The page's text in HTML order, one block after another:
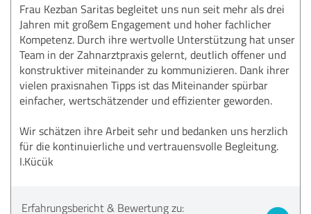
Frau Kezban Saritas begleitet uns nun seit mehr als drei
Jahren mit großem Engagement und hoher fachlicher
Kompetenz. Durch ihre wertvolle Unterstützung hat unser
Team in der Zahnarztpraxis gelernt, deutlich offener und
konstruktiver miteinander zu kommunizieren. Dank ihrer
vielen praxisnahen Tipps ist das Miteinander spürbar
einfacher, wertschätzender und effizienter geworden.
Wir schätzen ihre Arbeit sehr und bedanken uns herzlich
für die kontinuierliche und vertrauensvolle Begleitung.
I.Kücük
Erfahrungsbericht & Bewertung zu: